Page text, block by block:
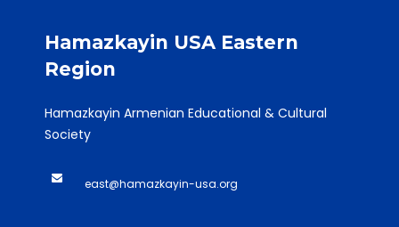
Hamazkayin USA Eastern
Region
Hamazkayin Armenian Educational & Cultural
Society
east@hamazkayin-usa.org